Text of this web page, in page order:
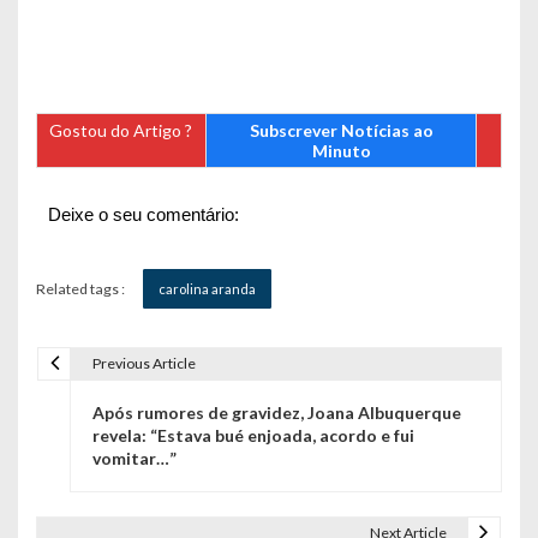
Gostou do Artigo ?
Subscrever Notícias ao
Minuto
Deixe o seu comentário:
Related tags : carolina aranda
Previous Article
Após rumores de gravidez, Joana Albuquerque
revela: “Estava bué enjoada, acordo e fui
vomitar…”
Next Article